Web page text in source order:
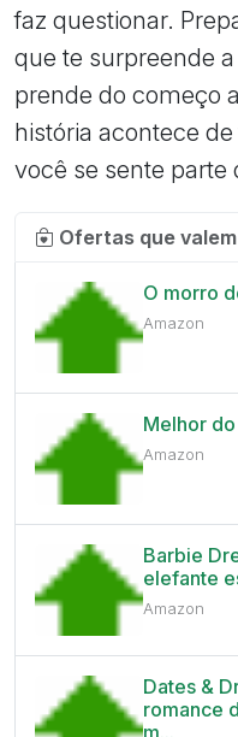
faz questionar.
que te surpreende
prende do começo
história acontece
você se sente parte
Ofertas que
O morro
Amazon
Melhor
Amazon
Barbie
elefante
Amazon
Dates &
romance
m...